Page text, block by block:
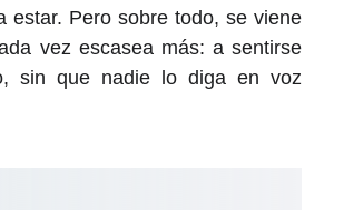
estar. Pero sobre todo, se viene
vez escasea más: a sentirse
sin que nadie lo diga en voz